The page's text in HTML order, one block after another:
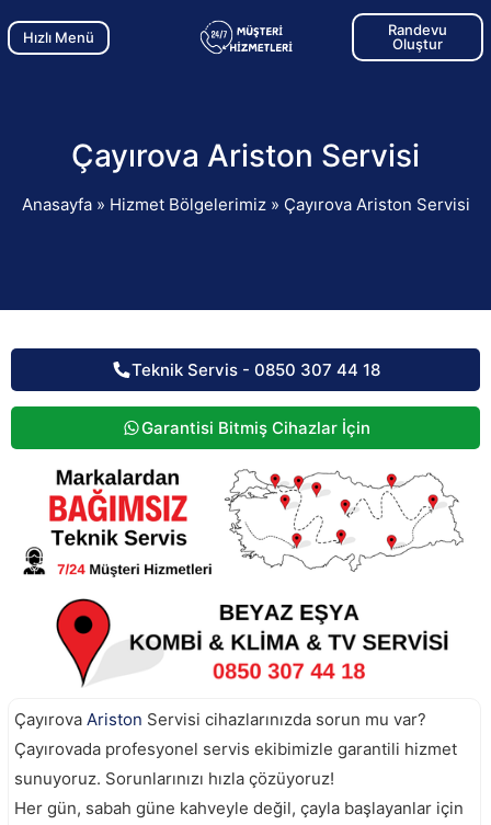
Hızlı Menü
Randevu
Oluştur
Çayırova Ariston Servisi
Anasayfa» Hizmet Bölgelerimiz» Çayırova Ariston Servisi
Teknik Servis - 0850 307 44 18
Garantisi Bitmiş Cihazlar İçin
Çayırova Ariston Servisi cihazlarınızda sorun mu var?
Çayırovada profesyonel servis ekibimizle garantili hizmet
sunuyoruz. Sorunlarınızı hızla çözüyoruz!
Her gün, sabah güne kahveyle değil, çayla başlayanlar için